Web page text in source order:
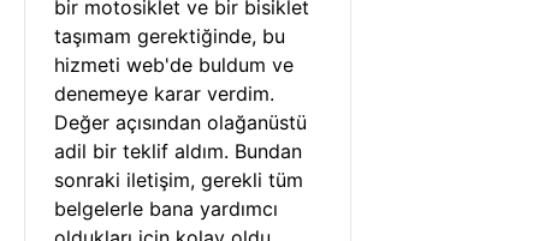
bir motosiklet ve bir bisiklet
taşımam gerektiğinde, bu
hizmeti web'de buldum ve
denemeye karar verdim.
Değer açısından olağanüstü
adil bir teklif aldım. Bundan
sonraki iletişim, gerekli tüm
belgelerle bana yardımcı